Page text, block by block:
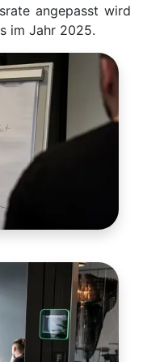
angepasst wird
im Jahr 2025.